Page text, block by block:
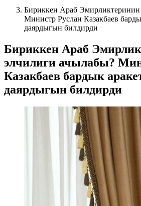
Бириккен Араб
Министр Руслан Казакбаев
даярдыгын билдирди
Бириккен Араб
элчилиги ачылабы?
Казакбаев бардык
даярдыгын билдирди